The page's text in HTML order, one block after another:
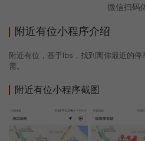
微信扫码
附近有位小程序介绍
附近有位，基于lbs，找到离你最近的
需。
附近有位小程序截图